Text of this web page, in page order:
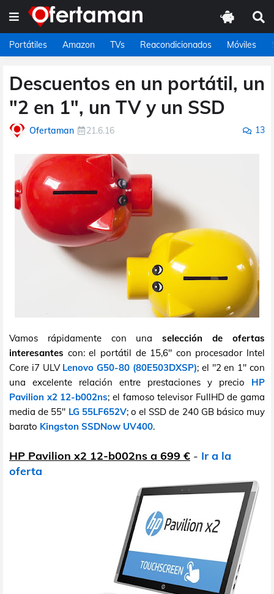
Portátiles Amazon TVs Reacondicionados Móviles
Descuentos en un portátil, un
"2 en 1", un TV y un SSD
Ofertaman 21.6.16 13
Vamos rápidamente con unaselección de ofertas
interesantes con: el portátil de 15,6" con procesador Intel
Core i7 ULV Lenovo G50-80 (80E503DXSP); el "2 en 1" con
una excelente relación entre prestaciones y precio HP
Pavilion x2 12-b002ns; el famoso televisor FullHD de gama
media de 55" LG 55LF652V; o el SSD de 240 GB básico muy
barato Kingston SSDNow UV400.
HP Pavilion x2 12-b002ns a 699 € - Ir a la
oferta